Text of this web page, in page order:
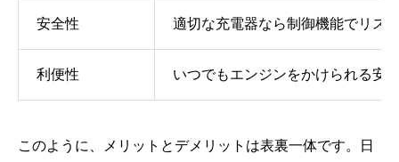
安全性 適切な充電器なら制御機能でリス
利便性 いつでもエンジンをかけられる安
このように、メリットとデメリットは表裏一体です。日